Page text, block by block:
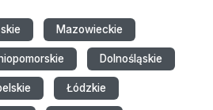
Mazowieckie
Dolnośląskie
Łódzkie